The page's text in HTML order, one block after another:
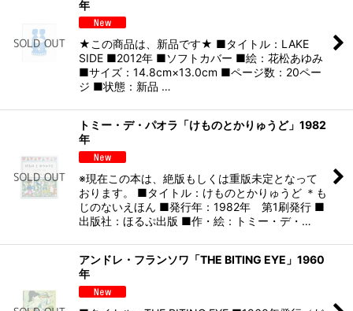
年
★この商品は、新品です★ ■タイトル：LAKE
SIDE ■2012年 ■ソフトカバー ■絵：花松あゆみ
■サイズ：14.8cm×13.0cm ■ページ数：20ペー
ジ ■状態：新品 …
トミー・デ・パオラ「けものとかりゅうど」1982
年
※現在この本は、絶版もしくは重版未定となって
おります。 ■タイトル：けものとかりゅうど ＊も
じのないえほん ■発行年：1982年 第1刷発行 ■
出版社：ほるぷ出版 ■作・絵：トミー・デ・…
アンドレ・フランソワ「THE BITING EYE」1960
年